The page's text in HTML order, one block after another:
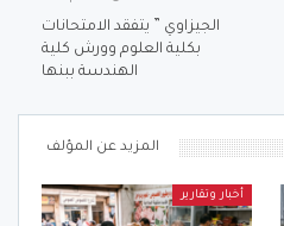
الجيزاوي ” يتفقد الامتحانات
بكلية العلوم وورش كلية
الهندسة ببنها
المزيد عن المؤلف
أخبار وتقارير